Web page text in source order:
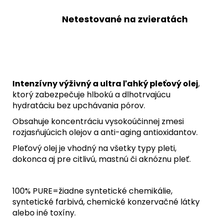
Netestované na zvieratách
Intenzívny výživný a ultra ľahký pleťový olej,
ktorý zabezpečuje hlbokú a dlhotrvajúcu
hydratáciu bez upchávania pórov.
Obsahuje koncentráciu vysokoúčinnej zmesi
rozjasňujúcich olejov a anti-aging antioxidantov.
Pleťový olej je vhodný na všetky typy pleti,
dokonca aj pre citlivú, mastnú či aknóznu pleť.
100% PURE=žiadne syntetické chemikálie,
syntetické farbivá, chemické konzervačné látky
alebo iné toxíny.